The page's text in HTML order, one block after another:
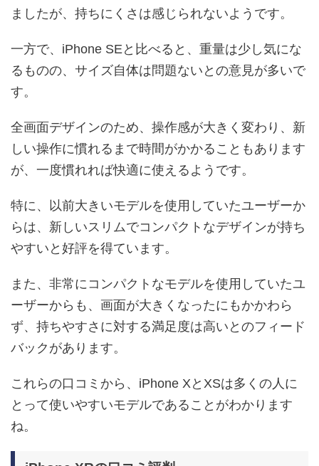
ましたが、持ちにくさは感じられないようです。
一方で、iPhone SEと比べると、重量は少し気にな
るものの、サイズ自体は問題ないとの意見が多いで
す。
全画面デザインのため、操作感が大きく変わり、新
しい操作に慣れるまで時間がかかることもあります
が、一度慣れれば快適に使えるようです。
特に、以前大きいモデルを使用していたユーザーか
らは、新しいスリムでコンパクトなデザインが持ち
やすいと好評を得ています。
また、非常にコンパクトなモデルを使用していたユ
ーザーからも、画面が大きくなったにもかかわら
ず、持ちやすさに対する満足度は高いとのフィード
バックがあります。
これらの口コミから、iPhone XとXSは多くの人に
とって使いやすいモデルであることがわかります
ね。